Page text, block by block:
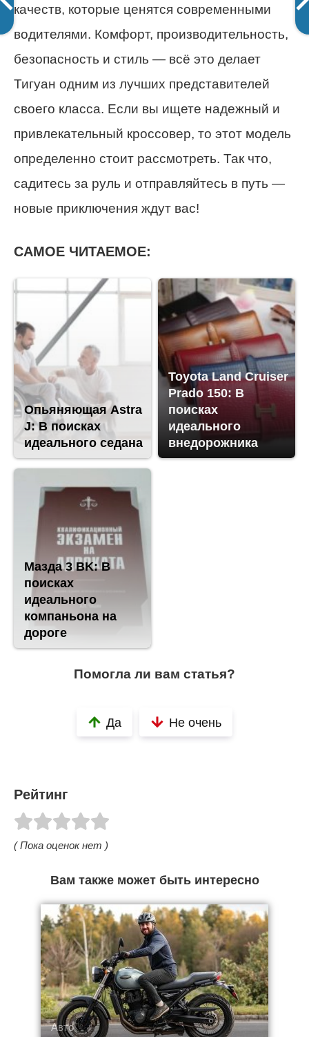
качеств, которые ценятся современными
водителями. Комфорт, производительность,
безопасность и стиль — всё это делает
Тигуан одним из лучших представителей
своего класса. Если вы ищете надежный и
привлекательный кроссовер, то этот модель
определенно стоит рассмотреть. Так что,
садитесь за руль и отправляйтесь в путь —
новые приключения ждут вас!
САМОЕ ЧИТАЕМОЕ:
Опьяняющая Astra
J: В поисках
идеального седана
Toyota Land Cruiser
Prado 150: В
поисках
идеального
внедорожника
Мазда 3 BK: В
поисках
идеального
компаньона на
дороге
Помогла ли вам статья?
Да Не очень
Рейтинг
( Пока оценок нет )
Вам также может быть интересно
Авто